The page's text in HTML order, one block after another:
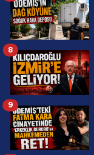
8
9